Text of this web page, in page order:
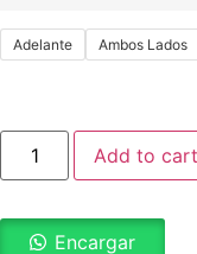
Adelante Ambos Lados
Add to cart
Encargar